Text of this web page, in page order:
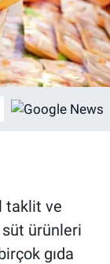
taklit ve
ürünleri
gıda